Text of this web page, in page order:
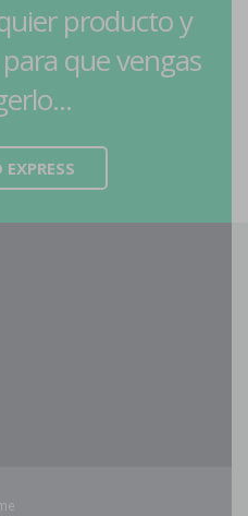
producto y
que vengas